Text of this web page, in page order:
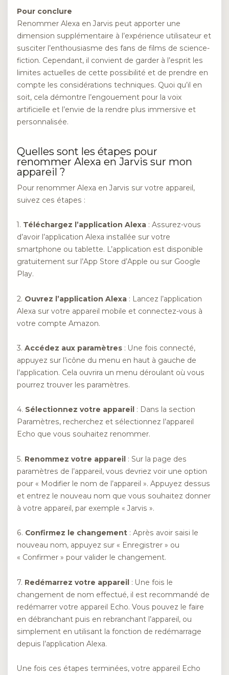
Pour conclure
Renommer Alexa en Jarvis peut apporter une
dimension supplémentaire à l’expérience utilisateur et
susciter l’enthousiasme des fans de films de science-
fiction. Cependant, il convient de garder à l’esprit les
limites actuelles de cette possibilité et de prendre en
compte les considérations techniques. Quoi qu’il en
soit, cela démontre l’engouement pour la voix
artificielle et l’envie de la rendre plus immersive et
personnalisée.
Quelles sont les étapes pour
renommer Alexa en Jarvis sur mon
appareil ?
Pour renommer Alexa en Jarvis sur votre appareil,
suivez ces étapes :
1. Téléchargez l’application Alexa : Assurez-vous
d’avoir l’application Alexa installée sur votre
smartphone ou tablette. L’application est disponible
gratuitement sur l’App Store d’Apple ou sur Google
Play.
2. Ouvrez l’application Alexa : Lancez l’application
Alexa sur votre appareil mobile et connectez-vous à
votre compte Amazon.
3. Accédez aux paramètres : Une fois connecté,
appuyez sur l’icône du menu en haut à gauche de
l’application. Cela ouvrira un menu déroulant où vous
pourrez trouver les paramètres.
4. Sélectionnez votre appareil : Dans la section
Paramètres, recherchez et sélectionnez l’appareil
Echo que vous souhaitez renommer.
5. Renommez votre appareil : Sur la page des
paramètres de l’appareil, vous devriez voir une option
pour « Modifier le nom de l’appareil ». Appuyez dessus
et entrez le nouveau nom que vous souhaitez donner
à votre appareil, par exemple « Jarvis ».
6. Confirmez le changement : Après avoir saisi le
nouveau nom, appuyez sur « Enregistrer » ou
« Confirmer » pour valider le changement.
7. Redémarrez votre appareil : Une fois le
changement de nom effectué, il est recommandé de
redémarrer votre appareil Echo. Vous pouvez le faire
en débranchant puis en rebranchant l’appareil, ou
simplement en utilisant la fonction de redémarrage
depuis l’application Alexa.
Une fois ces étapes terminées, votre appareil Echo